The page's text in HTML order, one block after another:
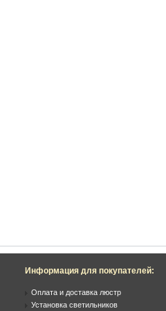
Информация для покупателей:
Оплата и доставка люстр
Установка светильников